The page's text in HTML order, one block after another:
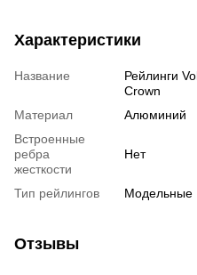
Характеристики
Название
Рейлинги
Crown
Материал
Алюминий
Встроенные
ребра
жесткости
Нет
Тип рейлингов Модельные
Отзывы